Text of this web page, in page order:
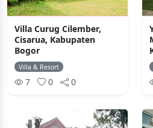
Villa Curug Cilember,
Cisarua, Kabupaten
Bogor
Villa & Resort
7 0 0